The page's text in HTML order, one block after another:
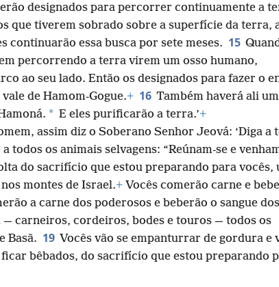
designados para percorrer continuamente a
que tiverem sobrado sobre a superfície da terra,
continuarão essa busca por sete meses. 15
percorrendo a terra virem um osso humano,
ao seu lado. Então os designados para fazer o
de Hamom-Gogue.+ 16 Também haverá ali
* E eles purificarão a terra.’+
assim diz o Soberano Senhor Jeová: ‘Diga a
todos os animais selvagens: “Reúnam-se e
do sacrifício que estou preparando para vocês,
montes de Israel.+ Vocês comerão carne e
a carne dos poderosos e beberão o sangue dos
carneiros, cordeiros, bodes e touros — todos os
Basã. 19 Vocês vão se empanturrar de gordura e
ficar bêbados, do sacrifício que estou preparando